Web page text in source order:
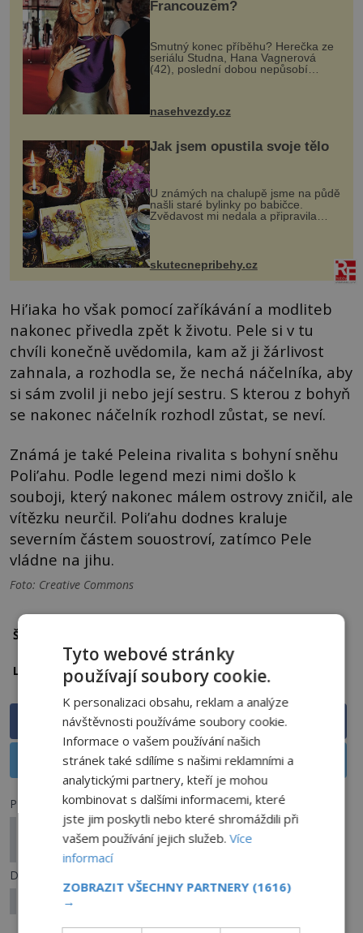
Francouzem?
Smutný konec příběhu? Herečka ze
seriálu Studna, Hana Vagnerová
(42), poslední dobou nepůsobí
nasehvezdy.cz
Jak jsem opustila svoje tělo
U známých na chalupě jsme na půdě
našli staré bylinky po babičce.
Zvědavost mi nedala a připravila
jsem si z nich lektvar… Zimní pobyt
na chalupě se pro mě vlastní vinou
změnil v děsivý zážitek, na kt...
skutecnepribehy.cz
Hi’iaka ho však pomocí zaříkávání a modliteb
nakonec přivedla zpět k životu. Pele si v tu
chvíli konečně uvědomila, kam až ji žárlivost
zahnala, a rozhodla se, že nechá náčelníka, aby
si sám zvolil ji nebo její sestru. S kterou z bohyň
se nakonec náčelník rozhodl zůstat, se neví.
Známá je také Peleina rivalita s bohyní sněhu
Poli’ahu. Podle legend mezi nimi došlo k
souboji, který nakonec málem ostrovy zničil, ale
vítězku neurčil. Poli’ahu dodnes kraluje
severním částem souostroví, zatímco Pele
vládne na jihu.
Foto: Creative Commons
Štítky:
Lokalita: Hawaii
Sdílet na Facebooku
Sdílet na X
Předchozí článek
Podle japonské mytologie způsobuje
zemětřesení obří sumec
Další článek
Historie Japonska se začala psát u potomka bohů
Tyto webové stránky
používají soubory cookie.
K personalizaci obsahu, reklam a analýze
návštěvnosti používáme soubory cookie.
Informace o vašem používání našich
stránek také sdílíme s našimi reklamními a
analytickými partnery, kteří je mohou
kombinovat s dalšími informacemi, které
jste jim poskytli nebo které shromáždili při
vašem používání jejich služeb.Více
informací
ZOBRAZIT VŠECHNY PARTNERY (1616)
→